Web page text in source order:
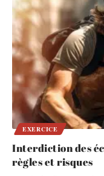
EXERCICE
Interdiction des
règles et risques